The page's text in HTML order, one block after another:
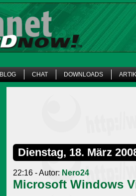
BLOG CHAT DOWNLOADS
Dienstag, 18. März
22:16 - Autor: Nero24
Microsoft Windows